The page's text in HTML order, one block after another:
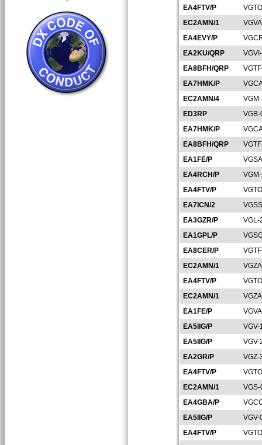
EA4FTV/P
EC2AMN/1
EA4EVY/P
EA2KU/QRP
EA8BFH/QRP
EA7HMK/P
EC2AMN/4
ED3RP
VGB-
EA7HMK/P
EA8BFH/QRP
EA1FE/P
EA4RCH/P
EA4FTV/P
EA7ICN/2
EA3GZR/P
VGL-
EA1GPL/P
EA8CER/P
EC2AMN/1
EA4FTV/P
EC2AMN/1
EA1FE/P
EA5IIG/P
VGV-
EA5IIG/P
VGV-
EA2GR/P
VGZ-
EA4FTV/P
EC2AMN/1
EA4GBA/P
EA5IIG/P
VGV-
EA4FTV/P